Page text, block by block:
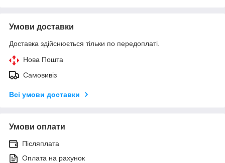
Умови доставки
Доставка здійснюється тільки по передоплаті.
Нова Пошта
Самовивіз
Всі умови доставки
Умови оплати
Післяплата
Оплата на рахунок